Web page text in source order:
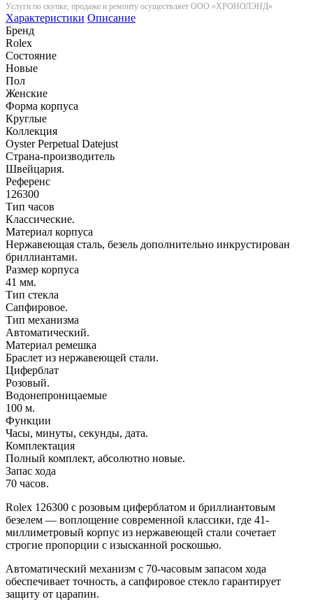
Услуги по скупке, продаже и ремонту осуществляет ООО «ХРОНОЛЭНД»
Характеристики Описание
Бренд
Rolex
Состояние
Новые
Пол
Женские
Форма корпуса
Круглые
Коллекция
Oyster Perpetual Datejust
Страна-производитель
Швейцария.
Референс
126300
Тип часов
Классические.
Материал корпуса
Нержавеющая сталь, безель дополнительно инкрустирован
бриллиантами.
Размер корпуса
41 мм.
Тип стекла
Сапфировое.
Тип механизма
Автоматический.
Материал ремешка
Браслет из нержавеющей стали.
Циферблат
Розовый.
Водонепроницаемые
100 м.
Функции
Часы, минуты, секунды, дата.
Комплектация
Полный комплект, абсолютно новые.
Запас хода
70 часов.
Rolex 126300 с розовым циферблатом и бриллиантовым
безелем — воплощение современной классики, где 41-
миллиметровый корпус из нержавеющей стали сочетает
строгие пропорции с изысканной роскошью.
Автоматический механизм с 70-часовым запасом хода
обеспечивает точность, а сапфировое стекло гарантирует
защиту от царапин.